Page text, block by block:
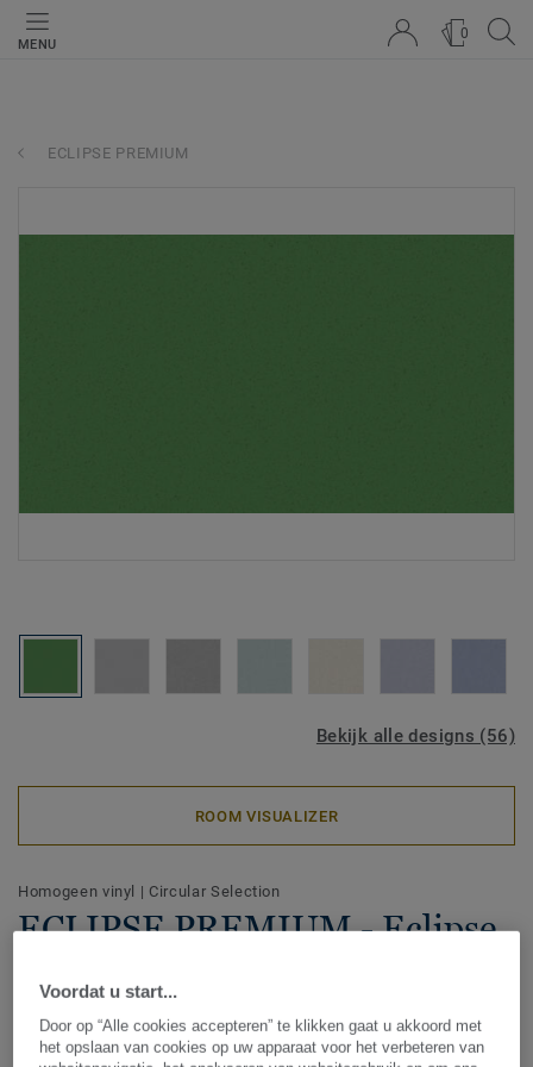
MENU
0
ECLIPSE PREMIUM
Bekijk alle designs (56)
ROOM VISUALIZER
Homogeen vinyl | Circular Selection
ECLIPSE PREMIUM - Eclipse
Eclipse Premium maakt deel uit van Tarkett’s Premium
Range, een homogene vinylvloer die is ontworpen voor
Voordat u start...
Door op “Alle cookies accepteren” te klikken gaat u akkoord met
het opslaan van cookies op uw apparaat voor het verbeteren van